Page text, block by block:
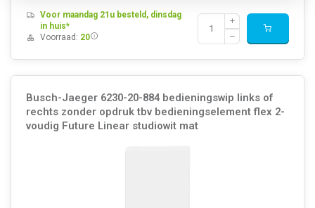
Voor maandag 21u besteld, dinsdag
in huis*
Voorraad: 20
Busch-Jaeger 6230-20-884 bedieningswip links of
rechts zonder opdruk tbv bedieningselement flex 2-
voudig Future Linear studiowit mat